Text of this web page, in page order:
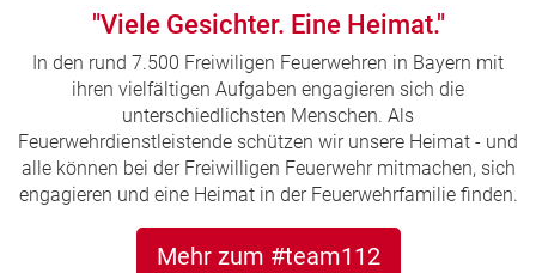
"Viele Gesichter. Eine Heimat."
In den rund 7.500 Freiwiligen Feuerwehren in Bayern mit
ihren vielfältigen Aufgaben engagieren sich die
unterschiedlichsten Menschen. Als
Feuerwehrdienstleistende schützen wir unsere Heimat - und
alle können bei der Freiwilligen Feuerwehr mitmachen, sich
engagieren und eine Heimat in der Feuerwehrfamilie finden.
Mehr zum #team112